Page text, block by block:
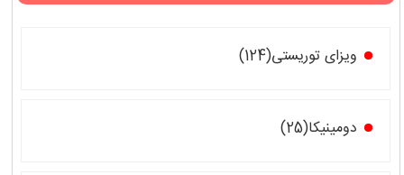
ویزای توریستی(124)
دومینیکا(25)